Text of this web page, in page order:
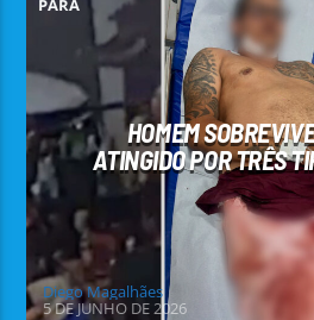
PARÁ
HOMEM
ATINGIDO POR TRÊS
Diego Magalhães
5 DE JUNHO DE 2026